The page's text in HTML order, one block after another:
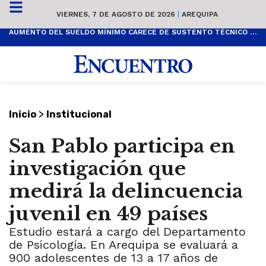
VIERNES, 7 DE AGOSTO DE 2026 | AREQUIPA
AUMENTO DEL SUELDO MÍNIMO CARECE DE SUSTENTO TÉCNICO Y ES POPULISTA
Inicio > Institucional
San Pablo participa en
investigación que
medirá la delincuencia
juvenil en 49 países
Estudio estará a cargo del Departamento
de Psicología. En Arequipa se evaluará a
900 adolescentes de 13 a 17 años de